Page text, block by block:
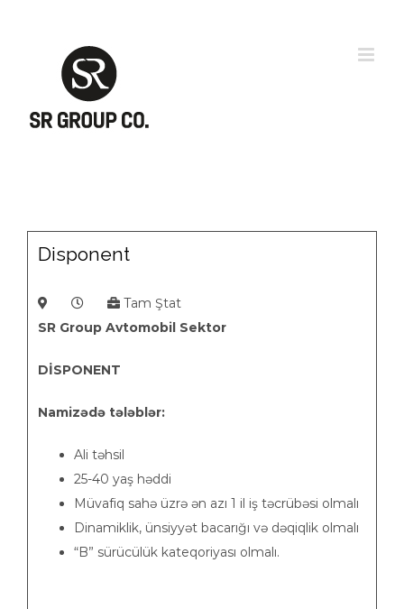
Disponent
Tam Ştat
SR Group Avtomobil Sektor
DİSPONENT
Namizədə tələblər:
Ali təhsil
25-40 yaş həddi
Müvafiq sahə üzrə ən azı 1 il iş təcrübəsi olmalı
Dinamiklik, ünsiyyət bacarığı və dəqiqlik olmalı
“B” sürücülük kateqoriyası olmalı.